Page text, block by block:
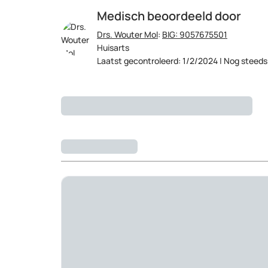
Medisch beoordeeld door
Drs. Wouter Mol: BIG: 9057675501
Huisarts
Laatst gecontroleerd: 1/2/2024 | Nog